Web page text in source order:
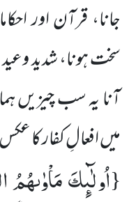
جانا، قرآن اور
سخت ہونا، شدید
آنا یہ سب چیزیں
میں افعالِ کفار کا
{اُولٰٓىٕكَ مَاْوٰىهُمُ